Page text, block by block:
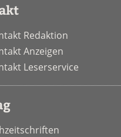
Redaktion
Anzeigen
Leserservice